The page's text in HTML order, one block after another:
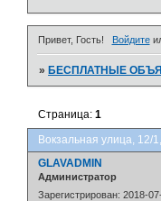
Привет, Гость! Войдите
» БЕСПЛАТНЫЕ
Вокзальная улица, 12/
Страница:1
GLAVADMIN
Администратор
Зарегистрирован: 2018-